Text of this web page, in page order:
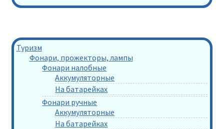
Туризм
Фонари, прожекторы, лампы
Фонари налобные
Аккумуляторные
На батарейках
Фонари ручные
Аккумуляторные
На батарейках